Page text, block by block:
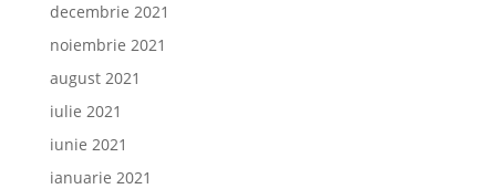
decembrie 2021
noiembrie 2021
august 2021
iulie 2021
iunie 2021
ianuarie 2021